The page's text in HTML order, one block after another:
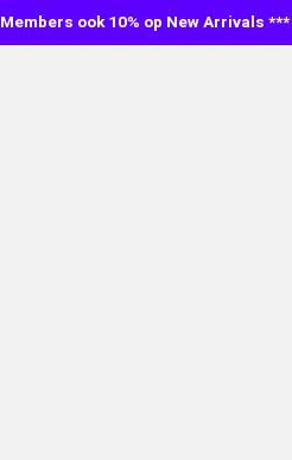
Members ook 10% op New Arrivals ***